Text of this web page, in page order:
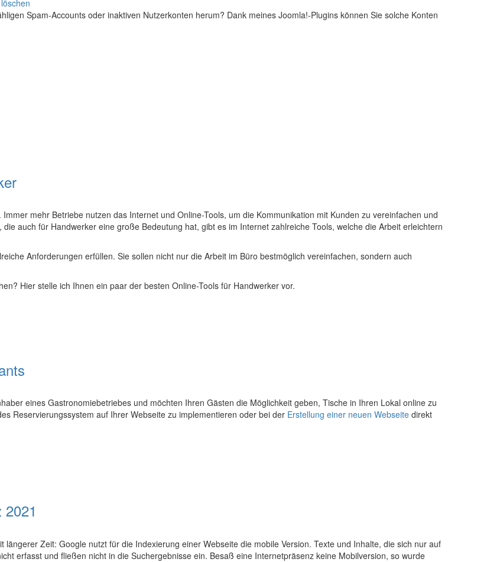
Spam-Accounts oder inaktiven Nutzerkonten herum? Dank meines Joomla!-Plugins können Sie solche Konten
mehr Betriebe nutzen das Internet und Online-Tools, um die Kommunikation mit Kunden zu vereinfachen und
auch für Handwerker eine große Bedeutung hat, gibt es im Internet zahlreiche Tools, welche die Arbeit erleichtern
Anforderungen erfüllen. Sie sollen nicht nur die Arbeit im Büro bestmöglich vereinfachen, sondern auch
Hier stelle ich Ihnen ein paar der besten Online-Tools für Handwerker vor.
eines Gastronomiebetriebes und möchten Ihren Gästen die Möglichkeit geben, Tische in Ihren Lokal online zu
Reservierungssystem auf Ihrer Webseite zu implementieren oder bei der Erstellung einer neuen Webseite direkt
Zeit: Google nutzt für die Indexierung einer Webseite die mobile Version. Texte und Inhalte, die sich nur auf
erfasst und fließen nicht in die Suchergebnisse ein. Besaß eine Internetpräsenz keine Mobilversion, so wurde